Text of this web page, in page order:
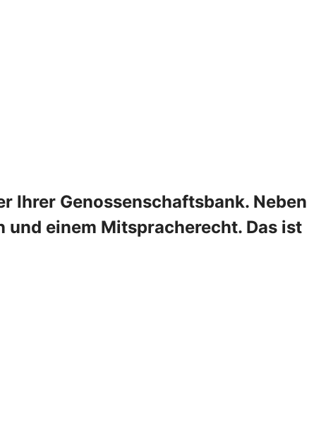
Ihrer Genossenschaftsbank. Neben
einem Mitspracherecht. Das ist